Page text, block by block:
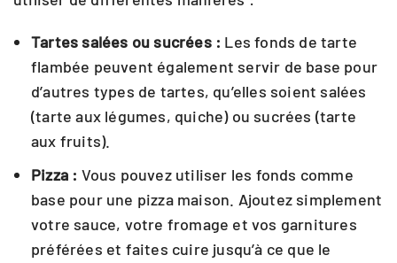
Tartes salées ou sucrées : Les fonds de tarte
flambée peuvent également servir de base pour
d’autres types de tartes, qu’elles soient salées
(tarte aux légumes, quiche) ou sucrées (tarte
aux fruits).
Pizza : Vous pouvez utiliser les fonds comme
base pour une pizza maison. Ajoutez simplement
votre sauce, votre fromage et vos garnitures
préférées et faites cuire jusqu’à ce que le